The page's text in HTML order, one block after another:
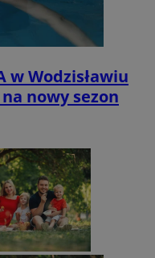
w Wodzisławiu
nowy sezon